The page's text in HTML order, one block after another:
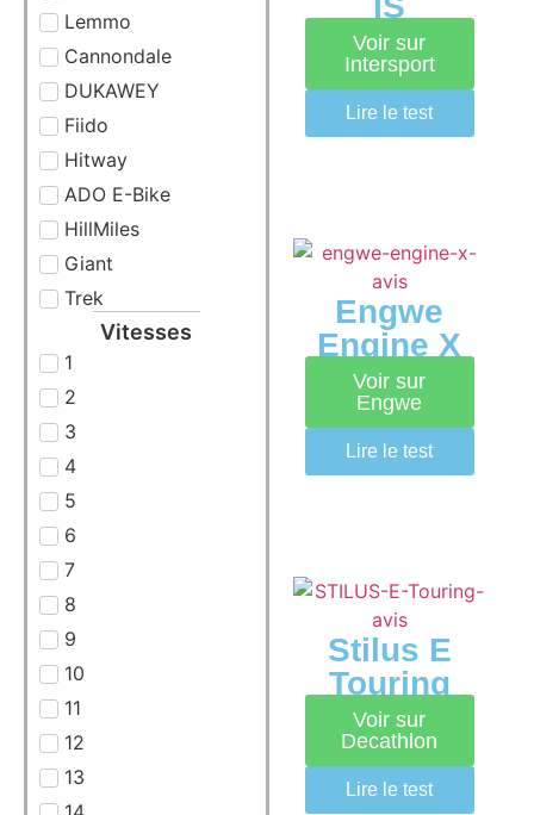
Lemmo
Cannondale
DUKAWEY
Fiido
Hitway
ADO E-Bike
HillMiles
Giant
Trek
Vitesses
1
2
3
4
5
6
7
8
9
10
11
12
13
Voir sur
Intersport
Lire le test
Engwe
Engine X
Voir sur
Engwe
Lire le test
Stilus E
Touring
Voir sur
Decathlon
Lire le test